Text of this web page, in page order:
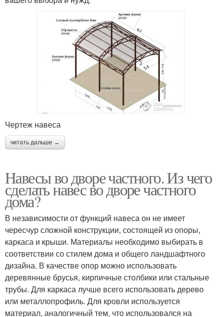
Чертеж навеса
читать дальше →
Навесы во дворе частного. Из чего
сделать навес во дворе частного
дома?
В независимости от функций навеса он не имеет
чересчур сложной конструкции, состоящей из опоры,
каркаса и крыши. Материалы необходимо выбирать в
соответствии со стилем дома и общего ландшафтного
дизайна. В качестве опор можно использовать
деревянные брусья, кирпичные столбики или стальные
трубы. Для каркаса лучше всего использовать дерево
или металлопрофиль. Для кровли используется
материал, аналогичный тем, что использовался на